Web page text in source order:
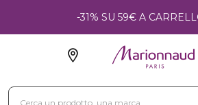
-31% SU 59€ A